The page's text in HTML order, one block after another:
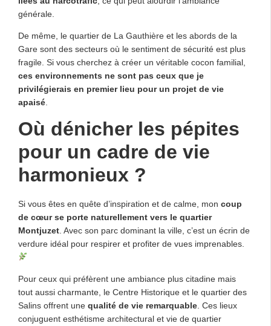
générale.
De même, le quartier de La Gauthière et les abords de la
Gare sont des secteurs où le sentiment de sécurité est plus
fragile. Si vous cherchez à créer un véritable cocon familial,
ces environnements ne sont pas ceux que je
privilégierais en premier lieu pour un projet de vie
apaisé
Où dénicher les pépites
pour un cadre de vie
harmonieux ?
Si vous êtes en quête d’inspiration et de calme, mon coup
de cœur se porte naturellement vers le quartier
Montjuzet . Avec son parc dominant la ville, c’est un écrin de
verdure idéal pour respirer et profiter de vues imprenables.
Pour ceux qui préfèrent une ambiance plus citadine mais
tout aussi charmante, le Centre Historique et le quartier des
Salins offrent une qualité de vie remarquable . Ces lieux
conjuguent esthétisme architectural et vie de quartier